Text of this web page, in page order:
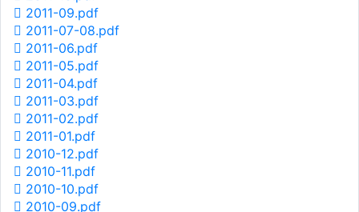
2011-09.pdf
2011-07-08.pdf
2011-06.pdf
2011-05.pdf
2011-04.pdf
2011-03.pdf
2011-02.pdf
2011-01.pdf
2010-12.pdf
2010-11.pdf
2010-10.pdf
2010-09.pdf